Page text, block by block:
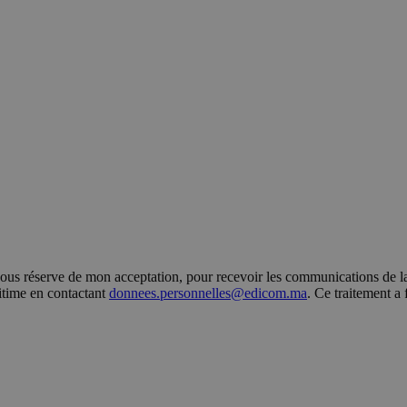
réserve de mon acceptation, pour recevoir les communications
en contactant donnees.personnelles@edicom.ma. Ce traitement